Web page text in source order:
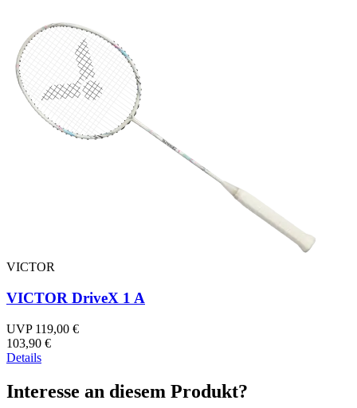
VICTOR
VICTOR DriveX 1 A
UVP 119,00 €
103,90 €
Details
Interesse an diesem Produkt?